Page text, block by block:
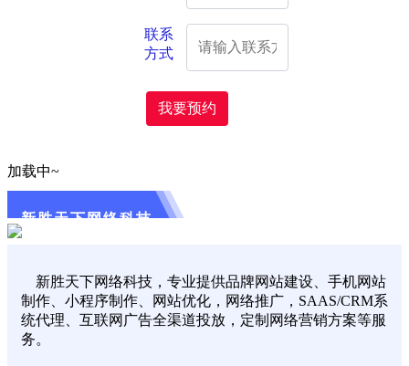
联系
方式
我要预约
加载中~
新胜天下网络科技
新胜天下网络科技，专业提供品牌网站建设、手机网站
制作、小程序制作、网站优化，网络推广，SAAS/CRM系
统代理、互联网广告全渠道投放，定制网络营销方案等服
务。